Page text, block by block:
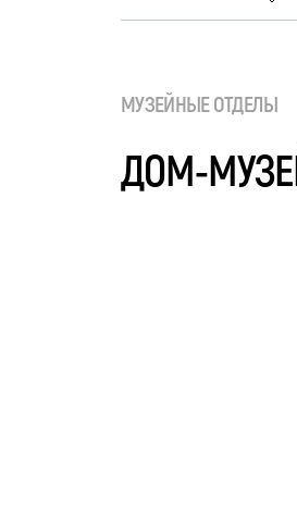
МУЗЕЙНЫЕ ОТДЕЛЫ
ДОМ-